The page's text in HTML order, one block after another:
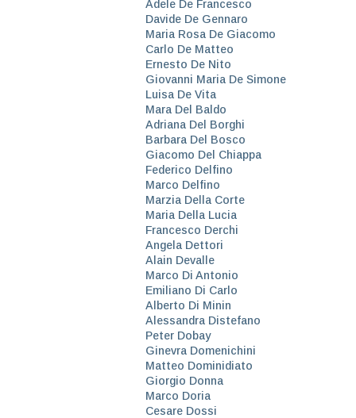
Adele De Francesco
Davide De Gennaro
Maria Rosa De Giacomo
Carlo De Matteo
Ernesto De Nito
Giovanni Maria De Simone
Luisa De Vita
Mara Del Baldo
Adriana Del Borghi
Barbara Del Bosco
Giacomo Del Chiappa
Federico Delfino
Marco Delfino
Marzia Della Corte
Maria Della Lucia
Francesco Derchi
Angela Dettori
Alain Devalle
Marco Di Antonio
Emiliano Di Carlo
Alberto Di Minin
Alessandra Distefano
Peter Dobay
Ginevra Domenichini
Matteo Dominidiato
Giorgio Donna
Marco Doria
Cesare Dossi